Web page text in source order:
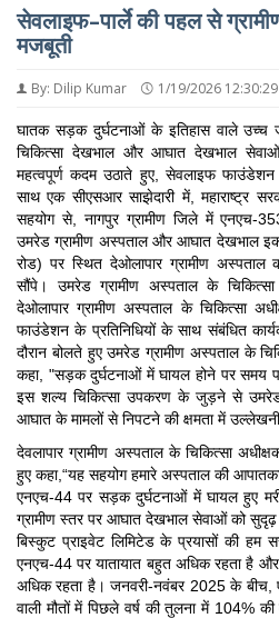
सेवलाइफ–पार्ले की पहल से
मजबूती
By: Dilip Kumar 1/19/2026 12:30:29
घातक सड़क दुर्घटनाओं के इतिहास वाले उच्च
चिकित्सा देखभाल और आघात देखभाल
महत्वपूर्ण कदम उठाते हुए, सेवलाइफ फाउंडेशन
साथ एक सीएसआर साझेदारी में, महाराष्ट्र
सहयोग से, नागपुर ग्रामीण जिले में एनएच-
उमरेड ग्रामीण अस्पताल और आघात देखभाल
रोड) पर स्थित देओलापार ग्रामीण अस्पताल
सौंपे। उमरेड ग्रामीण अस्पताल के
देओलापार ग्रामीण अस्पताल के चिकित्सा
फाउंडेशन के प्रतिनिधियों के साथ संबंधित
दौरान बोलते हुए उमरेड ग्रामीण अस्पताल के
कहा, "सड़क दुर्घटनाओं में घायल होने पर समय
इस शल्य चिकित्सा उपकरण के जुड़ने से उमरेड
आघात के मामलों से निपटने की क्षमता में
देवलापार ग्रामीण अस्पताल के चिकित्सा
हुए कहा,“यह सहयोग हमारे अस्पताल की
एनएच-44 पर सड़क दुर्घटनाओं में घायल हुए
ग्रामीण स्तर पर आघात देखभाल सेवाओं को
बिस्कुट प्राइवेट लिमिटेड के प्रयासों की हम
एनएच-44 पर यातायात बहुत अधिक रहता है
अधिक रहता है। जनवरी-नवंबर 2025 के
वाली मौतों में पिछले वर्ष की तुलना में 104%